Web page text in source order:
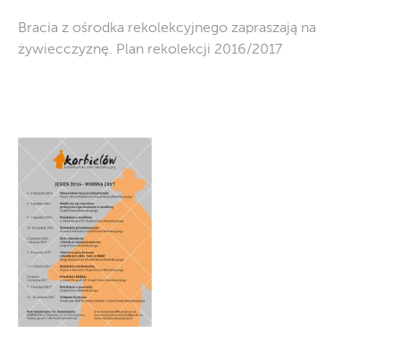
Bracia z ośrodka rekolekcyjnego zapraszają na
żywiecczyznę. Plan rekolekcji 2016/2017